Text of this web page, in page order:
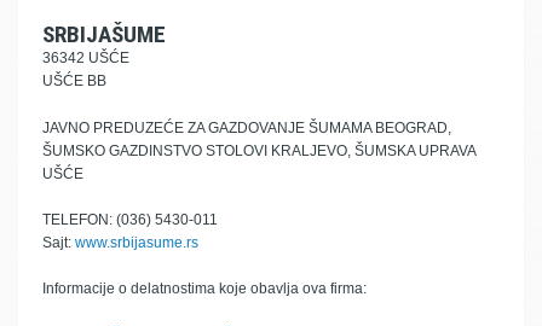
SRBIJAŠUME
36342 UŠĆE
UŠĆE BB
JAVNO PREDUZEĆE ZA GAZDOVANJE ŠUMAMA BEOGRAD,
ŠUMSKO GAZDINSTVO STOLOVI KRALJEVO, ŠUMSKA UPRAVA
UŠĆE
TELEFON: (036) 5430-011
Sajt: www.srbijasume.rs
Informacije o delatnostima koje obavlja ova firma: